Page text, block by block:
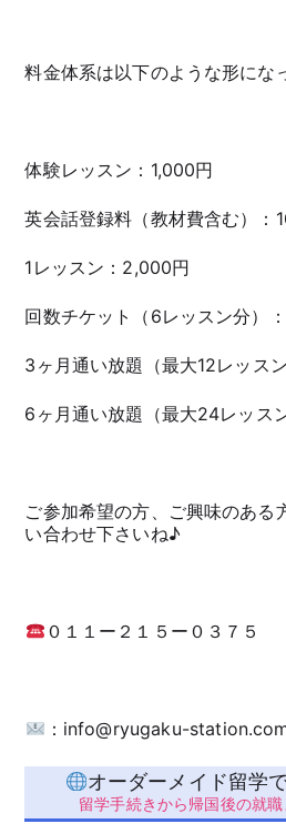
料金体系は以下のような形にな
体験レッスン：1,000円
英会話登録料（教材費含む）：
1レッスン：2,000円
回数チケット（6レッスン分）
3ヶ月通い放題（最大12レッス
6ヶ月通い放題（最大24レッス
ご参加希望の方、ご興味のある
い合わせ下さいね♪
０１１ー２１５ー０３７５
：info@ryugaku-
オーダーメイド留学
留学手続きから帰国後の就